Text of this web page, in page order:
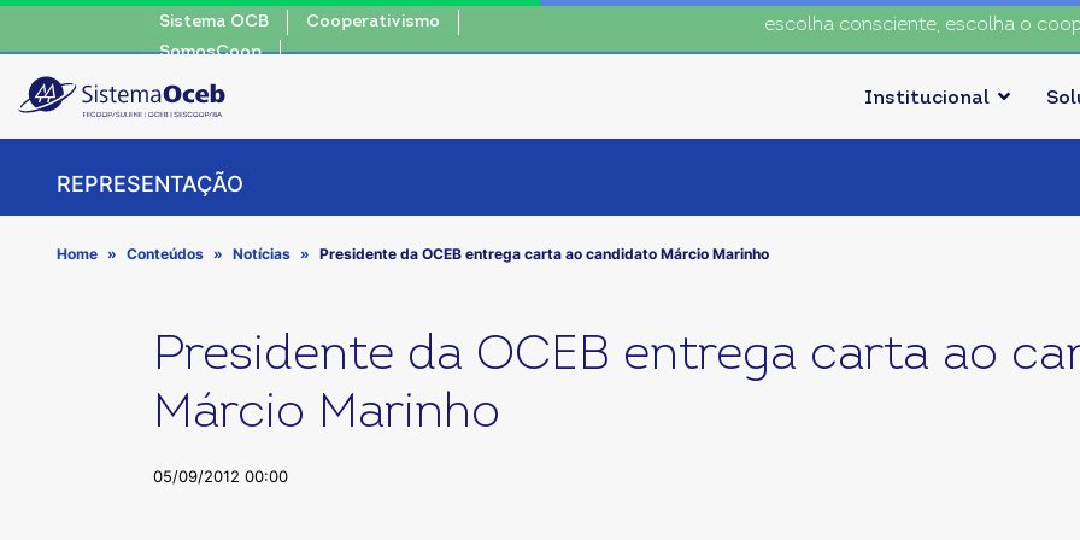
Sistema OCB
Cooperativismo
SomosCoop
escolha consciente, escolha o coop •
Institucional
REPRESENTAÇÃO
Home Conteúdos Notícias Presidente da OCEB entrega carta ao candidato Márcio Marinho
Presidente da OCEB entrega carta ao
Márcio Marinho
05/09/2012 00:00